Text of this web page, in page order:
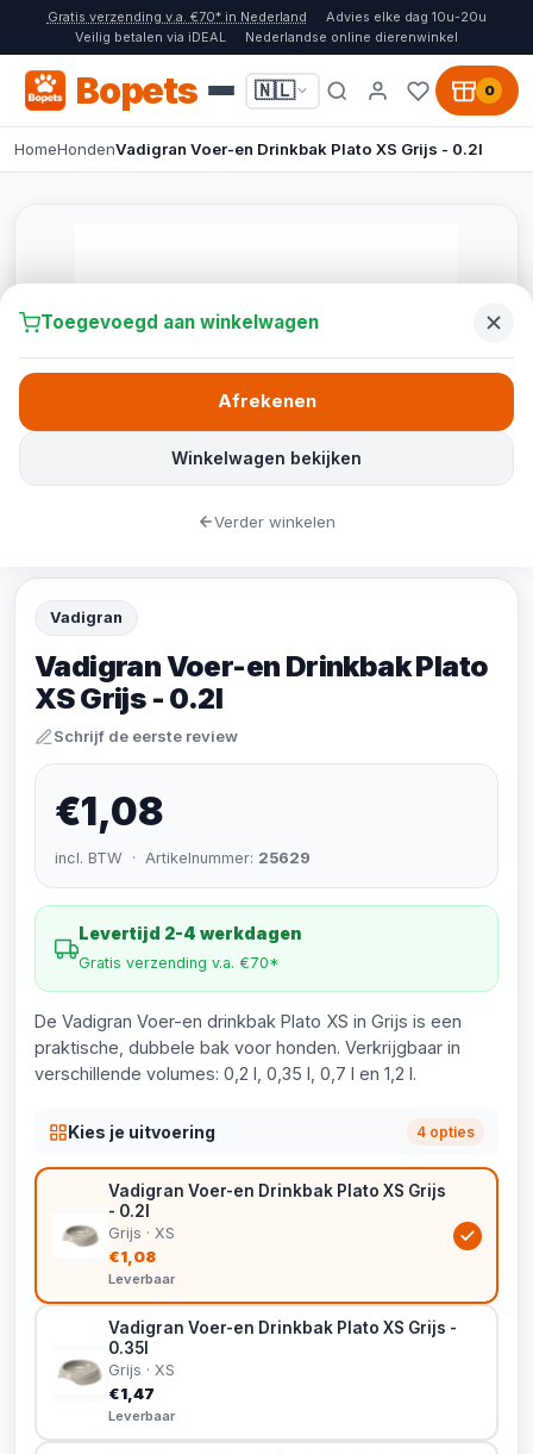
Gratis verzending v.a. €70* in Nederland
Advies elke dag 10u-20u
Veilig betalen via iDEAL
Nederlandse online dierenwinkel
Bopets 🇳🇱 0
HomeHondenVadigran Voer-en Drinkbak Plato XS Grijs - 0.2l
Vadigran
Vadigran Voer-en Drinkbak Plato
XS Grijs - 0.2l
Schrijf de eerste review
€1,08
incl. BTW · Artikelnummer: 25629
Levertijd 2-4 werkdagen
Gratis verzending v.a. €70*
De Vadigran Voer-en drinkbak Plato XS in Grijs is een
praktische, dubbele bak voor honden. Verkrijgbaar in
verschillende volumes: 0,2 l, 0,35 l, 0,7 l en 1,2 l.
Kies je uitvoering 4 opties
Vadigran Voer-en Drinkbak Plato XS Grijs
- 0.2l
Grijs · XS
€1,08
Leverbaar
Vadigran Voer-en Drinkbak Plato XS Grijs -
0.35l
Grijs · XS
€1,47
Leverbaar
Toegevoegd aan winkelwagen
Winkelwagen bekijken
Afrekenen
Verder winkelen